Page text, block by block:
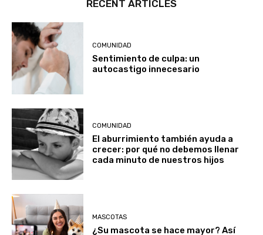
Sentimiento de culpa: un
autocastigo innecesario
El aburrimiento también ayuda a
crecer: por qué no debemos llenar
cada minuto de nuestros hijos
¿Su mascota se hace mayor? Así
debe cuidarla